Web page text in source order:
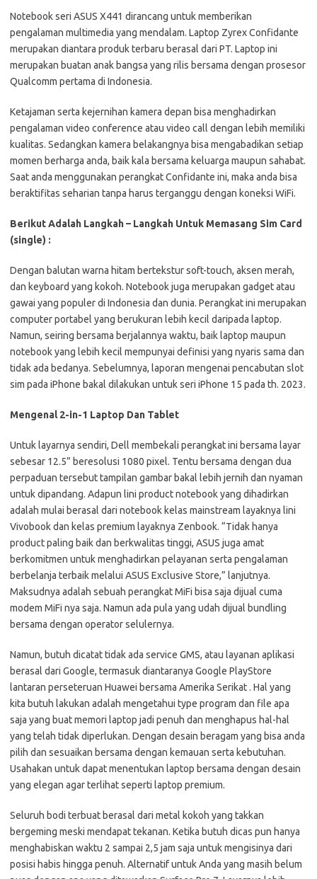
Notebook seri ASUS X441 dirancang untuk memberikan
pengalaman multimedia yang mendalam. Laptop Zyrex Confidante
merupakan diantara produk terbaru berasal dari PT. Laptop ini
merupakan buatan anak bangsa yang rilis bersama dengan prosesor
Qualcomm pertama di Indonesia.
Ketajaman serta kejernihan kamera depan bisa menghadirkan
pengalaman video conference atau video call dengan lebih memiliki
kualitas. Sedangkan kamera belakangnya bisa mengabadikan setiap
momen berharga anda, baik kala bersama keluarga maupun sahabat.
Saat anda menggunakan perangkat Confidante ini, maka anda bisa
beraktifitas seharian tanpa harus terganggu dengan koneksi WiFi.
Berikut Adalah Langkah – Langkah Untuk Memasang Sim Card
(single) :
Dengan balutan warna hitam bertekstur soft-touch, aksen merah,
dan keyboard yang kokoh. Notebook juga merupakan gadget atau
gawai yang populer di Indonesia dan dunia. Perangkat ini merupakan
computer portabel yang berukuran lebih kecil daripada laptop.
Namun, seiring bersama berjalannya waktu, baik laptop maupun
notebook yang lebih kecil mempunyai definisi yang nyaris sama dan
tidak ada bedanya. Sebelumnya, laporan mengenai pencabutan slot
sim pada iPhone bakal dilakukan untuk seri iPhone 15 pada th. 2023.
Mengenal 2-in-1 Laptop Dan Tablet
Untuk layarnya sendiri, Dell membekali perangkat ini bersama layar
sebesar 12.5” beresolusi 1080 pixel. Tentu bersama dengan dua
perpaduan tersebut tampilan gambar bakal lebih jernih dan nyaman
untuk dipandang. Adapun lini product notebook yang dihadirkan
adalah mulai berasal dari notebook kelas mainstream layaknya lini
Vivobook dan kelas premium layaknya Zenbook. “Tidak hanya
product paling baik dan berkwalitas tinggi, ASUS juga amat
berkomitmen untuk menghadirkan pelayanan serta pengalaman
berbelanja terbaik melalui ASUS Exclusive Store,” lanjutnya.
Maksudnya adalah sebuah perangkat MiFi bisa saja dijual cuma
modem MiFi nya saja. Namun ada pula yang udah dijual bundling
bersama dengan operator selulernya.
Namun, butuh dicatat tidak ada service GMS, atau layanan aplikasi
berasal dari Google, termasuk diantaranya Google PlayStore
lantaran perseteruan Huawei bersama Amerika Serikat . Hal yang
kita butuh lakukan adalah mengetahui type program dan file apa
saja yang buat memori laptop jadi penuh dan menghapus hal-hal
yang telah tidak diperlukan. Dengan desain beragam yang bisa anda
pilih dan sesuaikan bersama dengan kemauan serta kebutuhan.
Usahakan untuk dapat menentukan laptop bersama dengan desain
yang elegan agar terlihat seperti laptop premium.
Seluruh bodi terbuat berasal dari metal kokoh yang takkan
bergeming meski mendapat tekanan. Ketika butuh dicas pun hanya
menghabiskan waktu 2 sampai 2,5 jam saja untuk mengisinya dari
posisi habis hingga penuh. Alternatif untuk Anda yang masih belum